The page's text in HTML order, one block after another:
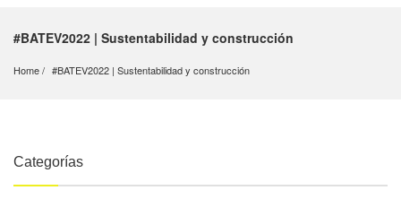
#BATEV2022 | Sustentabilidad y construcción
Home #BATEV2022 | Sustentabilidad y construcción
Categorías